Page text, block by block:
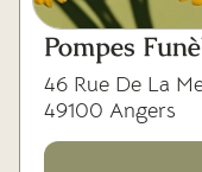
Pompes
46 Rue De La
49100 Angers